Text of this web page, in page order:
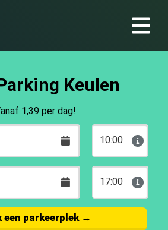
Keulen
1,39 per dag!
10:00
17:00
een parkeerplek→